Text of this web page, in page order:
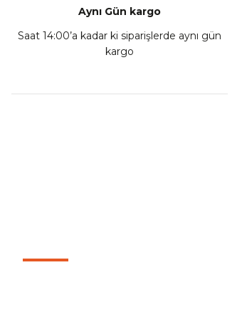
Aynı Gün kargo
Saat 14:00’a kadar ki siparişlerde aynı gün
kargo